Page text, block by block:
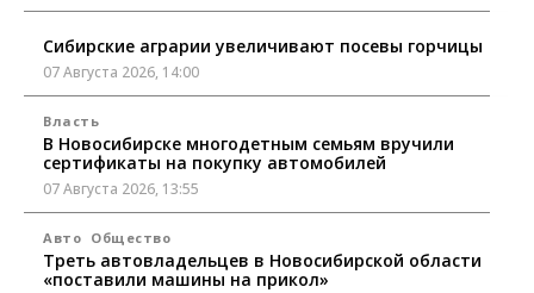
Сибирские аграрии увеличивают посевы горчицы
07 Августа 2026, 14:00
Власть
В Новосибирске многодетным семьям вручили
сертификаты на покупку автомобилей
07 Августа 2026, 13:55
Авто Общество
Треть автовладельцев в Новосибирской области
«поставили машины на прикол»